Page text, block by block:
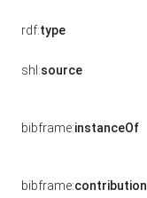
rdf:type
shl:source
bibframe:instanceOf
bibframe:contribution